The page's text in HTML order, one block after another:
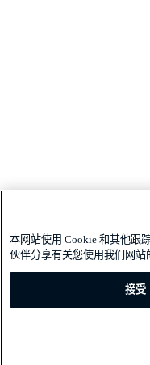
本网站使用 Cookie 和其他跟
伙伴分享有关您使用我们网站
接受